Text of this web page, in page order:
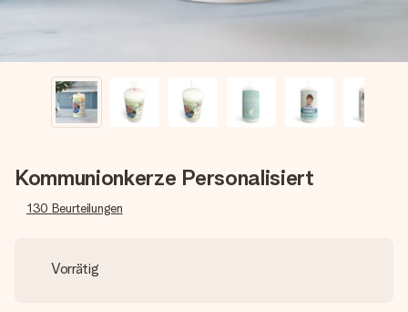
Kommunionkerze Personalisiert
130 Beurteilungen
Vorrätig